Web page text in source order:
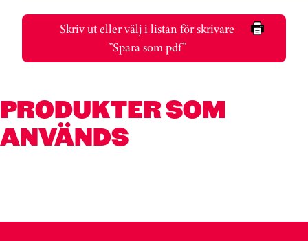
Skriv ut eller välj i listan för skrivare
”Spara som pdf”
PRODUKTER SOM
ANVÄNDS